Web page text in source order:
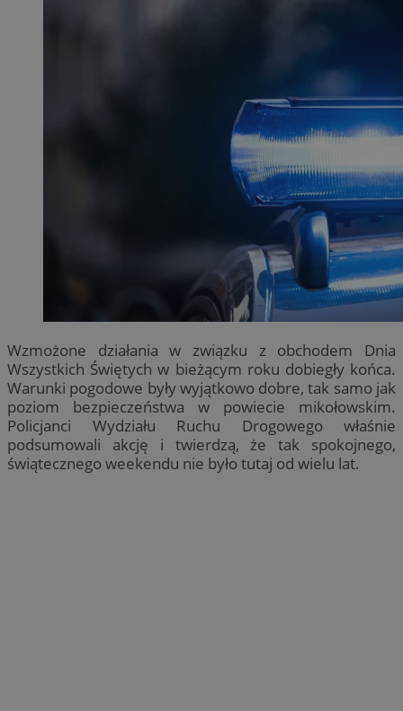
Wzmożone działania w związku z obchodem Dnia
Wszystkich Świętych w bieżącym roku dobiegły końca.
Warunki pogodowe były wyjątkowo dobre, tak samo jak
poziom bezpieczeństwa w powiecie mikołowskim.
Policjanci Wydziału Ruchu Drogowego właśnie
podsumowali akcję i twierdzą, że tak spokojnego,
świątecznego weekendu nie było tutaj od wielu lat.